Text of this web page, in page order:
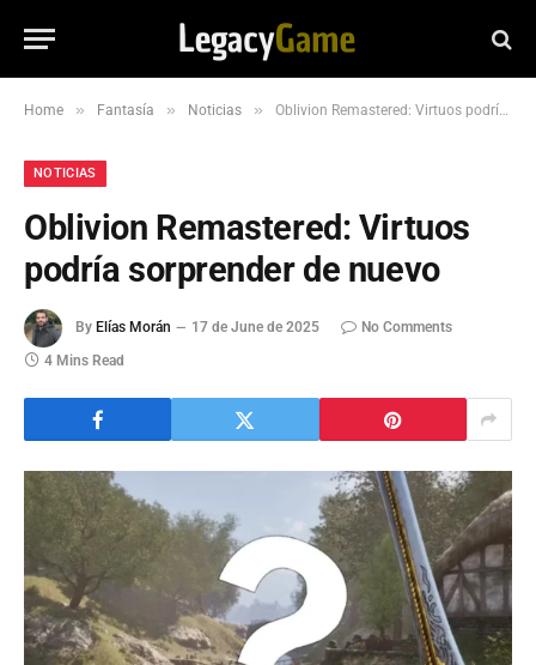
Home » Fantasía » Noticias » Oblivion Remastered: Virtuos podría sorprender de nuevo
NOTICIAS
Oblivion Remastered: Virtuos
podría sorprender de nuevo
By Elías Morán 17 de June de 2025
No Comments
4 Mins Read